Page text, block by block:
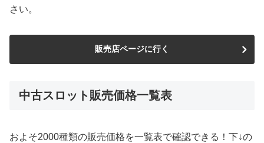
さい。
販売店ページに行く
中古スロット販売価格一覧表
およそ2000種類の販売価格を一覧表で確認できる！下↓の